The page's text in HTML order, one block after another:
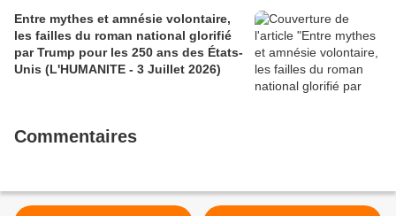
Entre mythes et amnésie volontaire,
les failles du roman national glorifié
par Trump pour les 250 ans des États-
Unis (L'HUMANITE - 3 Juillet 2026)
Commentaires